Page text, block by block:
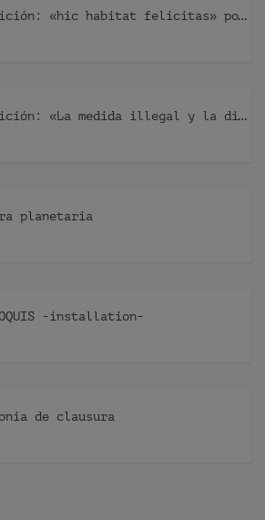
Exposición: «hic habitat felicitas» por Pfelder
Exposición: «La medida illegal y la dimensión alegal» por Recetas Urbanas
planetaria
-installation-
de clausura